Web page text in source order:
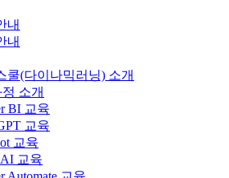
내
내
쿨(다이나믹러닝) 소개
소개
BI 교육
교육
교육
교육